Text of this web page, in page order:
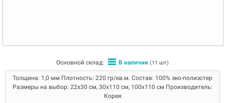
Основной склад: В наличии (11 шт)
Толщина: 1,0 мм Плотность: 220 гр/кв.м. Состав: 100% эко-полиэстер
Размеры на выбор: 22х30 см, 30х110 см, 100х110 см Производитель:
Корея